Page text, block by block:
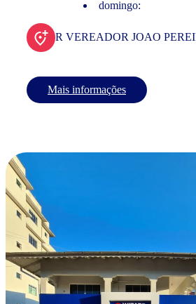
domingo:
R VEREADOR JOAO
Mais informações